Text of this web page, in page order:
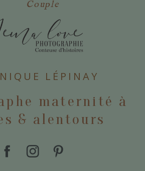
Couple
LÉPINAY
maternité à
& alentours